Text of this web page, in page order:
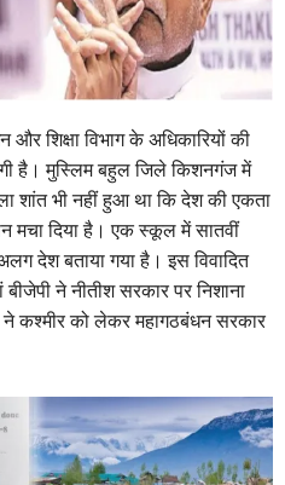
और शिक्षा विभाग के अधिकारियों की
है। मुस्लिम बहुल जिले किशनगंज में
शांत भी नहीं हुआ था कि देश की एकता
मचा दिया है। एक स्कूल में सातवीं
देश बताया गया है। इस विवादित
ने नीतीश सरकार पर निशाना
ने कश्मीर को लेकर महागठबंधन सरकार